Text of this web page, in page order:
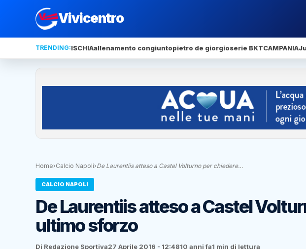
Vivicentro
TRENDING:ISCHIAallenamento congiuntopietro de giorgioserie BKTCAMPANIA
Home›Calcio Napoli›De Laurentiis atteso a Castel Volturno per chiedere…
CALCIO NAPOLI
De Laurentiis atteso a Castel
ultimo sforzo
Di Redazione Sportiva27 Aprile 2016 - 12:4810 anni fa1 min di lettura